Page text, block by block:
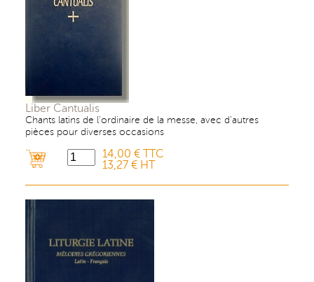
Liber Cantualis
Chants latins de l'ordinaire de la messe, avec d'autres
pièces pour diverses occasions
14,00 € TTC
13,27 € HT